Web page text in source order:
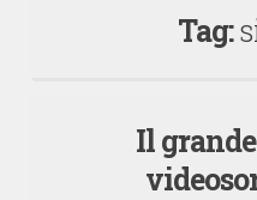
Tag:
Il